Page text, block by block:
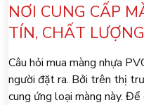
NƠI CUNG CẤP
TÍN, CHẤT LƯỢNG
Câu hỏi mua màng nhựa
người đặt ra. Bởi trên thị
cung ứng loại màng này.